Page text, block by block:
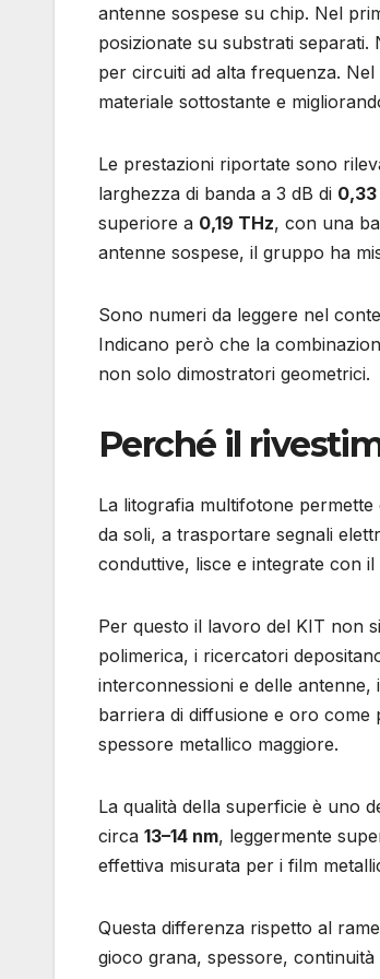
antenne sospese su chip. Nel
posizionate su substrati
per circuiti ad alta frequenza.
materiale sottostante e
Le prestazioni riportate sono
larghezza di banda a 3 dB di 0,33
superiore a 0,19 THz, con una
antenne sospese, il gruppo ha
Sono numeri da leggere nel
Indicano però che la
non solo dimostratori geometrici.
Perché il
La litografia multifotone
da soli, a trasportare segnali
conduttive, lisce e integrate con il
Per questo il lavoro del KIT non
polimerica, i ricercatori
interconnessioni e delle
barriera di diffusione e oro come
spessore metallico maggiore.
La qualità della superficie è uno
circa 13–14 nm, leggermente
effettiva misurata per i film
Questa differenza rispetto al
gioco grana, spessore,